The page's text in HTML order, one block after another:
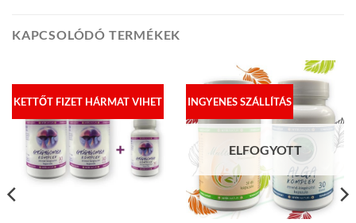
KAPCSOLÓDÓ TERMÉKEK
KETTŐT FIZET HÁRMAT VIHET INGYENES SZÁLLÍTÁS
ELFOGYOTT